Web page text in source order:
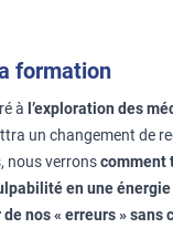
formation
à l’exploration des
un changement de
nous verronscomment
en une
nos « erreurs » sans